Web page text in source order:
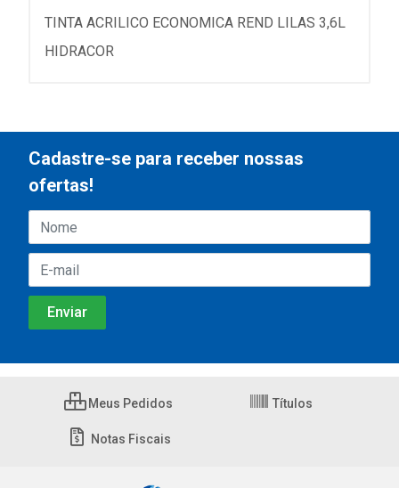
TINTA ACRILICO ECONOMICA REND LILAS 3,6L
HIDRACOR
Cadastre-se para receber nossas
ofertas!
Meus Pedidos Títulos
Notas Fiscais